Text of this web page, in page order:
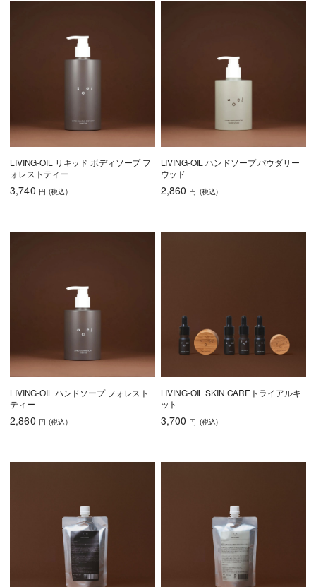
LIVING-OIL リキッド ボディソープ フ
ォレストティー
3,740 円 (税込)
LIVING-OIL ハンドソープ パウダリー
ウッド
2,860 円 (税込)
LIVING-OIL ハンドソープ フォレスト
ティー
2,860 円 (税込)
LIVING-OIL SKIN CAREトライアルキ
ット
3,700 円 (税込)